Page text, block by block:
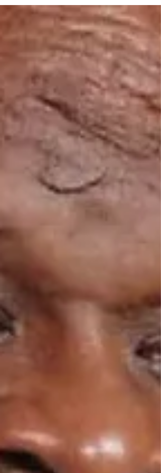
Styles et Demolition seront honorés, Jim
Ross a fait valoir que Lauper serait
dans l'aile des célébrités cette année
qu'il s'exprimait sur son podcast "Grilling
"Je pense qu'elle a probablement été
évoquée pour être au Temple de la
renommée quelque part dans le